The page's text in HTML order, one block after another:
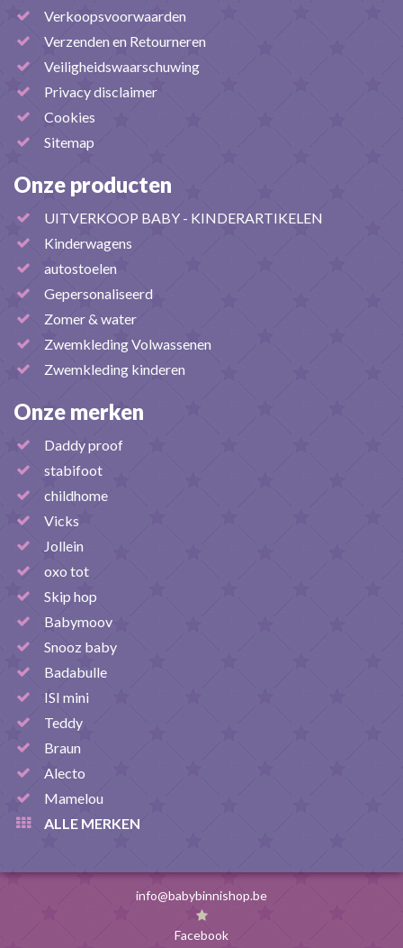
Verkoopsvoorwaarden
Verzenden en Retourneren
Veiligheidswaarschuwing
Privacy disclaimer
Cookies
Sitemap
Onze producten
UITVERKOOP BABY - KINDERARTIKELEN
Kinderwagens
autostoelen
Gepersonaliseerd
Zomer & water
Zwemkleding Volwassenen
Zwemkleding kinderen
Onze merken
Daddy proof
stabifoot
childhome
Vicks
Jollein
oxo tot
Skip hop
Babymoov
Snooz baby
Badabulle
ISI mini
Teddy
Braun
Alecto
Mamelou
ALLE MERKEN
info@babybinnishop.be
Facebook